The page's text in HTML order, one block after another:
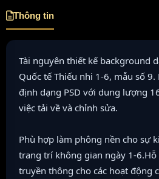
Thông tin
Tài nguyên thiết kế background
Quốc tế Thiếu nhi 1-6, mẫu số
định dạng PSD với dung lượng
việc tải về và chỉnh sửa.
Phù hợp làm phông nền cho sự
trang trí không gian ngày 1-
truyền thông cho các hoạt động